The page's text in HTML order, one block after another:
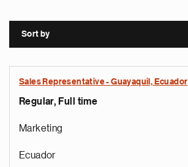
Sort by
Sales Representative - Guayaquil, Ecuador
Regular, Full time
Marketing
Ecuador